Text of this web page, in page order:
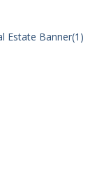
Estate Banner(1)